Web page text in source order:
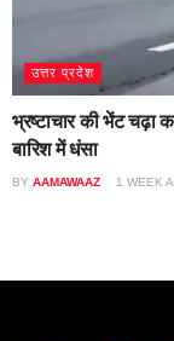
उत्तर प्रदेश
भ्रष्टाचार की भेंट
बारिश में धंसा
BY AAMAWAAZ 1 WEEK